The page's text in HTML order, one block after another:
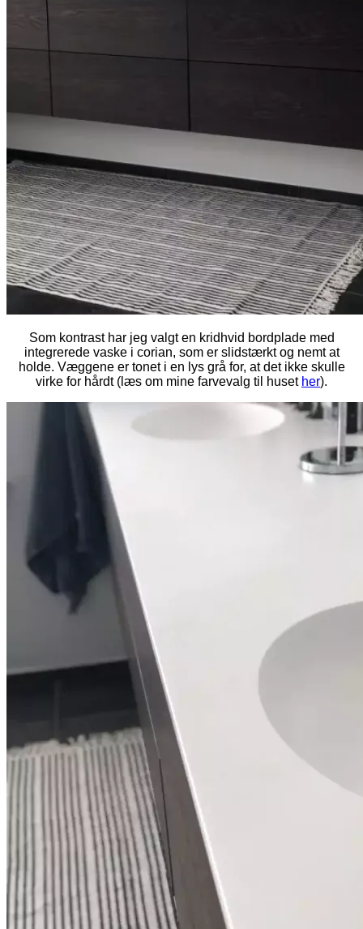
Som kontrast har jeg valgt en kridhvid bordplade med
integrerede vaske i corian, som er slidstærkt og nemt at
holde. Væggene er tonet i en lys grå for, at det ikke skulle
virke for hårdt (læs om mine farvevalg til huset her).